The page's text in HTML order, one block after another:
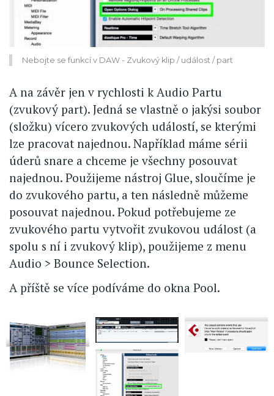
Nebojte se funkcí v DAW - Zvukový klip / událost / part
A na závěr jen v rychlosti k Audio Partu
(zvukový part). Jedná se vlastně o jakýsi soubor
(složku) vícero zvukových událostí, se kterými
lze pracovat najednou. Například máme sérii
úderů snare a chceme je všechny posouvat
najednou. Použijeme nástroj Glue, sloučíme je
do zvukového partu, a ten následně můžeme
posouvat najednou. Pokud potřebujeme ze
zvukového partu vytvořit zvukovou událost (a
spolu s ní i zvukový klip), použijeme z menu
Audio > Bounce Selection.
A příště se více podíváme do okna Pool.